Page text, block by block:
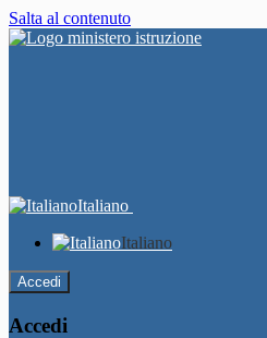
Salta al contenuto
Italiano
Italiano
Accedi
Accedi